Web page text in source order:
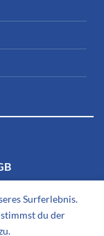
Surferlebnis.
du der